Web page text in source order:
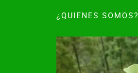
¿QUIENES SOMOS?